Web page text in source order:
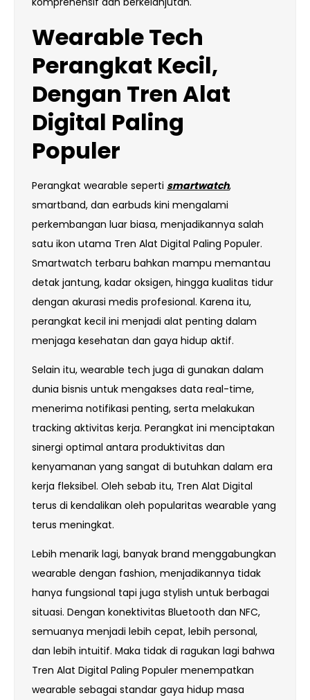
Wearable Tech
Perangkat Kecil,
Dengan Tren Alat
Digital Paling
Populer
Perangkat wearable seperti smartwatch,
smartband, dan earbuds kini mengalami
perkembangan luar biasa, menjadikannya salah
satu ikon utama Tren Alat Digital Paling Populer.
Smartwatch terbaru bahkan mampu memantau
detak jantung, kadar oksigen, hingga kualitas tidur
dengan akurasi medis profesional. Karena itu,
perangkat kecil ini menjadi alat penting dalam
menjaga kesehatan dan gaya hidup aktif.
Selain itu, wearable tech juga di gunakan dalam
dunia bisnis untuk mengakses data real-time,
menerima notifikasi penting, serta melakukan
tracking aktivitas kerja. Perangkat ini menciptakan
sinergi optimal antara produktivitas dan
kenyamanan yang sangat di butuhkan dalam era
kerja fleksibel. Oleh sebab itu, Tren Alat Digital
terus di kendalikan oleh popularitas wearable yang
terus meningkat.
Lebih menarik lagi, banyak brand menggabungkan
wearable dengan fashion, menjadikannya tidak
hanya fungsional tapi juga stylish untuk berbagai
situasi. Dengan konektivitas Bluetooth dan NFC,
semuanya menjadi lebih cepat, lebih personal,
dan lebih intuitif. Maka tidak di ragukan lagi bahwa
Tren Alat Digital Paling Populer menempatkan
wearable sebagai standar gaya hidup masa